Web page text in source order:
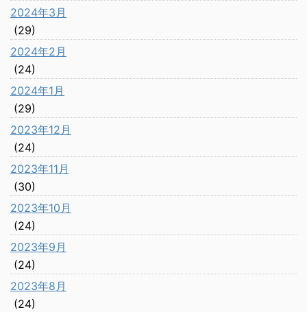
2024年3月
(29)
2024年2月
(24)
2024年1月
(29)
2023年12月
(24)
2023年11月
(30)
2023年10月
(24)
2023年9月
(24)
2023年8月
(24)